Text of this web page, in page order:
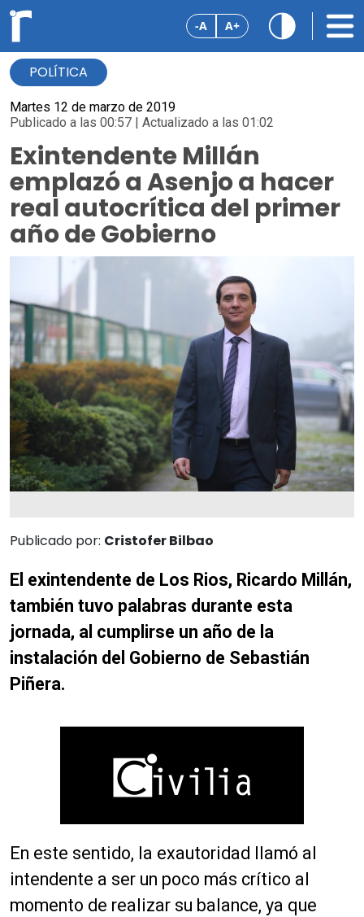
-A A+
POLÍTICA
Martes 12 de marzo de 2019
Publicado a las 00:57 | Actualizado a las 01:02
Exintendente Millán
emplazó a Asenjo a hacer
real autocrítica del primer
año de Gobierno
Publicado por: Cristofer Bilbao
El exintendente de Los Rios, Ricardo Millán,
también tuvo palabras durante esta
jornada, al cumplirse un año de la
instalación del Gobierno de Sebastián
Piñera.
En este sentido, la exautoridad llamó al
intendente a ser un poco más crítico al
momento de realizar su balance, ya que